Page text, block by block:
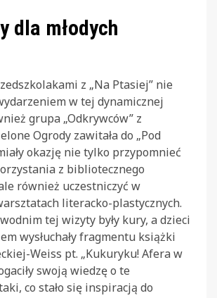
dla młodych
z „Na Ptasiej” nie
w tej dynamicznej
grupa „Odkrywców” z
Ogrody zawitała do „Pod
okazję nie tylko przypomnieć
z bibliotecznego
również uczestniczyć w
literacko-plastycznych.
tej wizyty były kury, a dzieci
wysłuchały fragmentu książki
Weiss pt. „Kukuryku! Afera w
swoją wiedzę o te
co stało się inspiracją do